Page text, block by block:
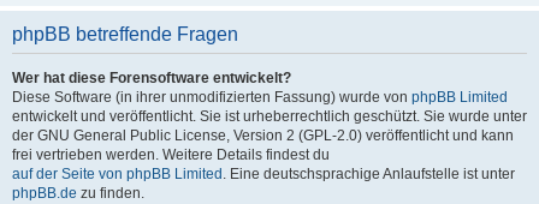
phpBB betreffende Fragen
Wer hat diese Forensoftware entwickelt?
Diese Software (in ihrer unmodifizierten Fassung) wurde von phpBB Limited
entwickelt und veröffentlicht. Sie ist urheberrechtlich geschützt. Sie wurde unter
der GNU General Public License, Version 2 (GPL-2.0) veröffentlicht und kann
frei vertrieben werden. Weitere Details findest du
auf der Seite von phpBB Limited . Eine deutschsprachige Anlaufstelle ist unter
phpBB.de zu finden.